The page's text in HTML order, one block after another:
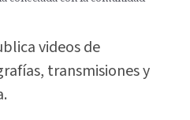
videos de
transmisiones y